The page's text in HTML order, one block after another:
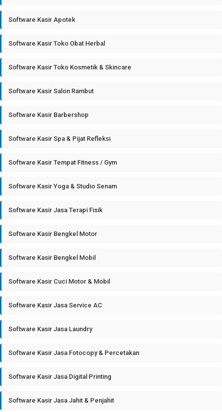
Software Kasir Apotek
Software Kasir Toko Obat Herbal
Software Kasir Toko Kosmetik & Skincare
Software Kasir Salon Rambut
Software Kasir Barbershop
Software Kasir Spa & Pijat Refleksi
Software Kasir Tempat Fitness / Gym
Software Kasir Yoga & Studio Senam
Software Kasir Jasa Terapi Fisik
Software Kasir Bengkel Motor
Software Kasir Bengkel Mobil
Software Kasir Cuci Motor & Mobil
Software Kasir Jasa Service AC
Software Kasir Jasa Laundry
Software Kasir Jasa Fotocopy & Percetakan
Software Kasir Jasa Digital Printing
Software Kasir Jasa Jahit & Penjahit